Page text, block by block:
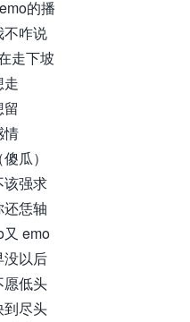
的播
不咋说
走下坡
走
情
瓜）
该强求
恁轴
emo
没以后
愿低头
到尽头